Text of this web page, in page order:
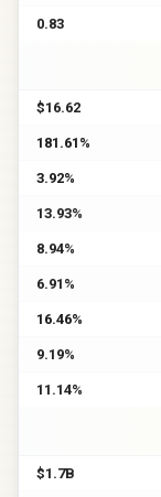
0.83
$16.62
181.61%
3.92%
13.93%
8.94%
6.91%
16.46%
9.19%
11.14%
$1.7B